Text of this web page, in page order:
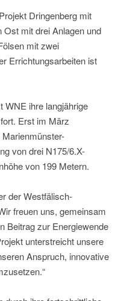
Dringenberg mit
Ost mit drei Anlagen und
mit zwei
Errichtungsarbeiten ist
WNE ihre langjährige
Erst im März
von drei N175/6.X-
von 199 Metern.
der Westfälisch-
freuen uns, gemeinsam
Beitrag zur Energiewende
unterstreicht unsere
Anspruch, innovative